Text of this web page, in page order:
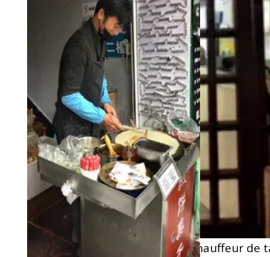
carte du resto (la montrer au chauffeur de